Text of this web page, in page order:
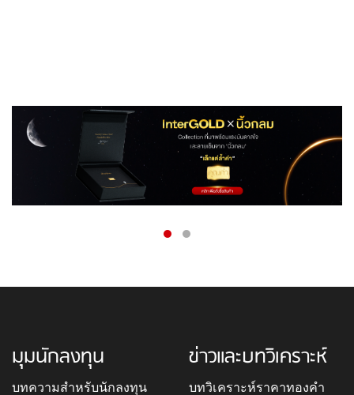
มุมนักลงทุน
บทความสำหรับนักลงทุน
ข่าวและบทวิเคราะห์
บทวิเคราะห์ราคาทองคำ